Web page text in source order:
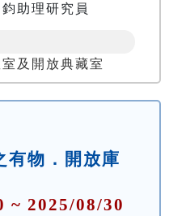
助理研究員
及開放典藏室
物．開放庫
~ 2025/08/30